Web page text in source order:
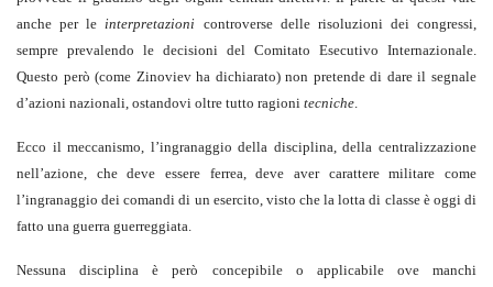
anche per leinterpretazioni controverse delle risoluzioni dei congressi,
sempre prevalendo le decisioni del Comitato Esecutivo Internazionale.
Questo però (come Zinoviev ha dichiarato) non pretende di dare il segnale
d’azioni nazionali, ostandovi oltre tutto ragioni tecniche.
Ecco il meccanismo, l’ingranaggio della disciplina, della centralizzazione
nell’azione, che deve essere ferrea, deve aver carattere militare come
l’ingranaggio dei comandi di un esercito, visto che la lotta di classe è oggi di
fatto una guerra guerreggiata.
Nessuna disciplina è però concepibile o applicabile ove manchi